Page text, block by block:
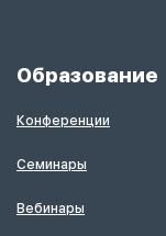
Образование
Конференции
Семинары
Вебинары